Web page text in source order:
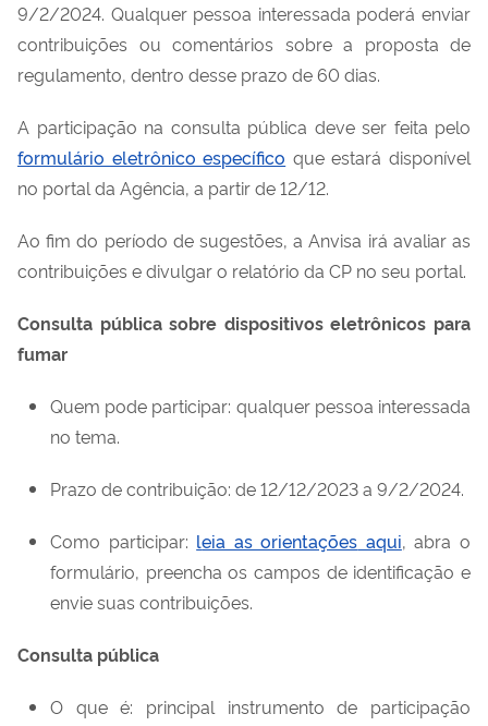
9/2/2024. Qualquer pessoa interessada poderá enviar
contribuições ou comentários sobre a proposta de
regulamento, dentro desse prazo de60 dias.
A participação na consulta pública deve ser feita pelo
formulário eletrônico específico que estará disponível
no portal da Agência, a partir de12/12.
Ao fim do período de sugestões, a Anvisa irá avaliar as
contribuições e divulgaro relatório da CP no seu portal.
Consulta públicasobre dispositivoseletrônicos para
fumar
Quem pode participar: qualquer pessoa interessada
no tema.
Prazo de contribuição: de 12/12/2023 a 9/2/2024.
Como participar: leia as orientações aqui, abra o
formulário, preencha os campos de identificação e
envie suas contribuições.
Consulta pública
O que é: principal instrumento de participação